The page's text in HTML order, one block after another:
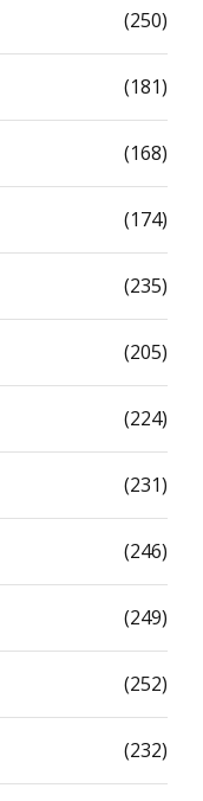
(250)
(181)
(168)
(174)
(235)
(205)
(224)
(231)
(246)
(249)
(252)
(232)